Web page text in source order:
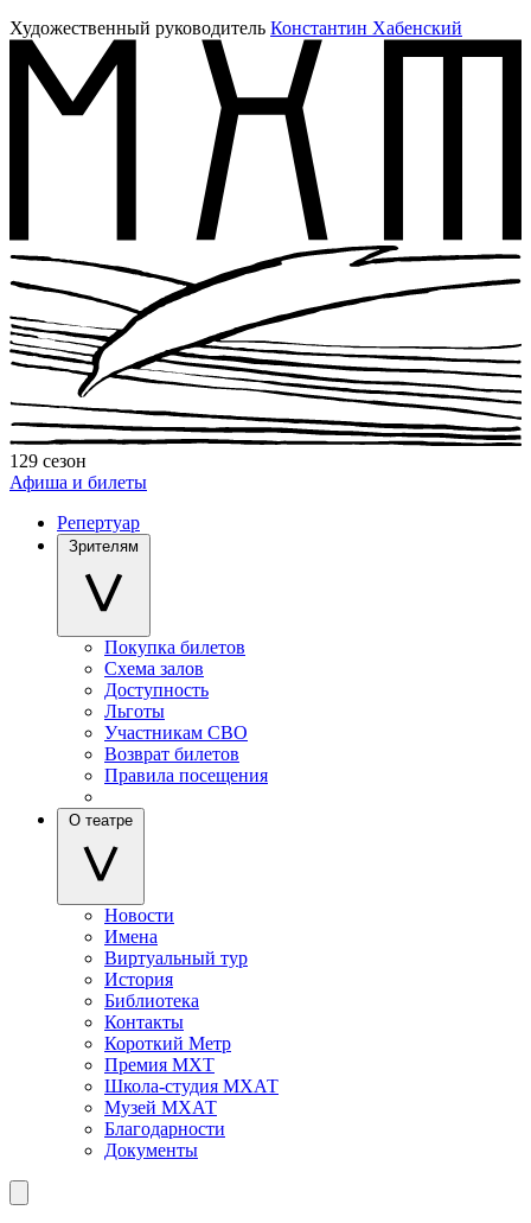
Художественный руководитель Константин Хабенский
129 сезон
Афиша и билеты
Репертуар
Зрителям
Покупка билетов
Схема залов
Доступность
Льготы
Участникам СВО
Возврат билетов
Правила посещения
О театре
Новости
Имена
Виртуальный тур
История
Библиотека
Контакты
Короткий Метр
Премия МХТ
Школа-студия МХАТ
Музей МХАТ
Благодарности
Документы